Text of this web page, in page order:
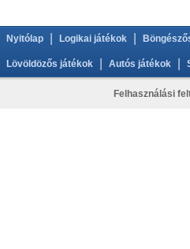
Nyitólap Logikai játékok
Lövöldözős játékok Autós játékok
Felhasználási